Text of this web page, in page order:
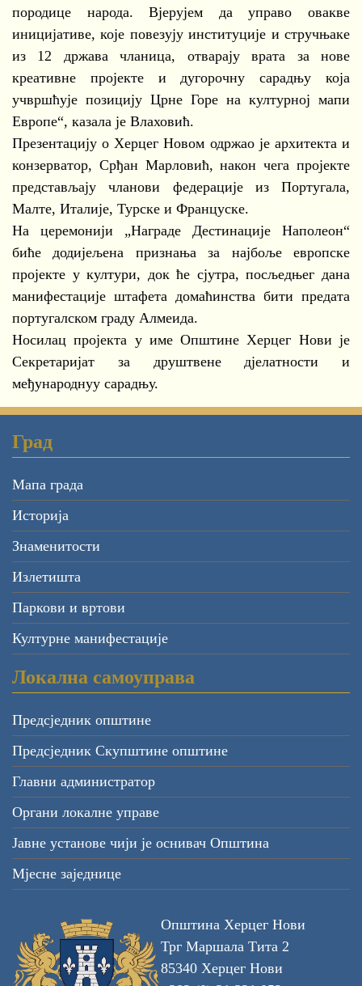
породице народа. Вјерујем да управо овакве
иницијативе, које повезују институције и стручњаке
из 12 држава чланица, отварају врата за нове
креативне пројекте и дугорочну сарадњу која
учвршћује позицију Црне Горе на културној мапи
Европе“, казала је Влаховић.
Презентацију о Херцег Новом одржао је архитекта и
конзерватор, Срђан Марловић, након чега пројекте
представљају чланови федерације из Португала,
Малте, Италије, Турске и Француске.
На церемонији „Награде Дестинације Наполеон“
биће додијељена признања за најбоље европске
пројекте у култури, док ће сјутра, посљедњег дана
манифестације штафета домаћинства бити предата
португалском граду Алмеида.
Носилац пројекта у име Општине Херцег Нови је
Секретаријат за друштвене дјелатности и
међународнуу сарадњу.
Град
Мапа града
Историја
Знаменитости
Излетишта
Паркови и вртови
Културне манифестације
Локална самоуправа
Предсједник општине
Предсједник Скупштине општине
Главни администратор
Органи локалне управе
Јавне установе чији је оснивач Општина
Мјесне заједнице
Општина Херцег Нови
Трг Маршала Тита 2
85340 Херцег Нови